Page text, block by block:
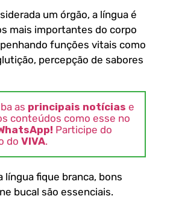
um órgão, a língua é
mais importantes do corpo
funções vitais como
percepção de sabores
as principais notícias e
conteúdos como esse no
Participe do
do VIVA.
língua fique branca, bons
bucal são essenciais.